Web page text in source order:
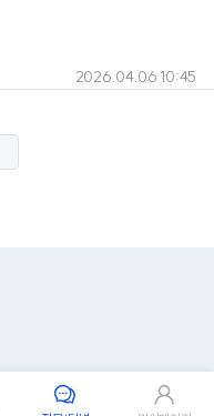
2026.04.06 10:45